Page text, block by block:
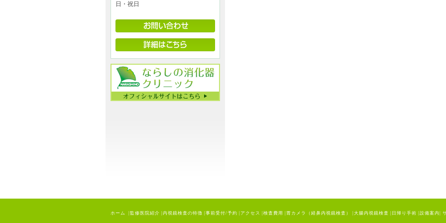
日・祝日
ホーム 監修医院紹介 内視鏡検査の特徴 事前受付/予約 アクセス 検査費用 胃カメラ（経鼻内視鏡検査） 大腸内視鏡検査 日帰り手術 設備案内